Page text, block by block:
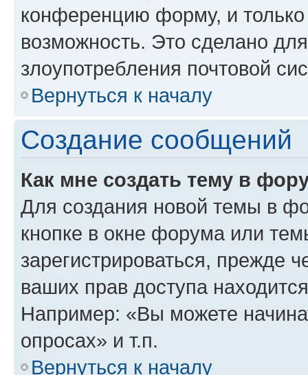
конференцию форму, и
возможность. Это сделано
злоупотребления почтовой
Вернуться к началу
Создание сообщений
Как мне создать тему в
Для создания новой темы в
кнопке в окне форума или
зарегистрироваться, прежде
ваших прав доступа
Например: «Вы можете
опросах» и т.п.
Вернуться к началу